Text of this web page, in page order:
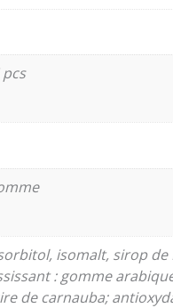
pcs
isomalt, sirop
: gomme
de carnauba;